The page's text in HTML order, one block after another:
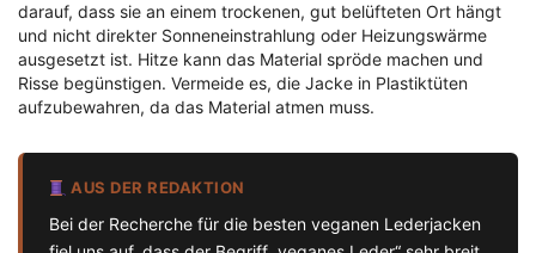
darauf, dass sie an einem trockenen, gut belüfteten Ort hängt
und nicht direkter Sonneneinstrahlung oder Heizungswärme
ausgesetzt ist. Hitze kann das Material spröde machen und
Risse begünstigen. Vermeide es, die Jacke in Plastiktüten
aufzubewahren, da das Material atmen muss.
AUS DER REDAKTION
Bei der Recherche für die besten veganen Lederjacken